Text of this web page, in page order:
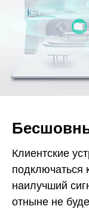
Клиентские
подключаться
наилучший
отныне не